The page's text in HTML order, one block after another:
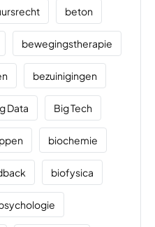
beton
bewegingstherapie
bezuinigingen
Data Big Tech
biochemie
biofysica